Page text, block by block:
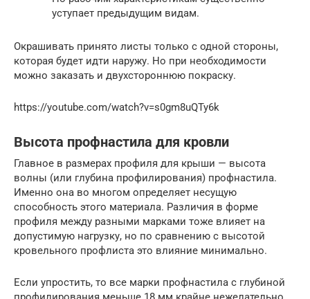
уступает предыдущим видам.
Окрашивать принято листы только с одной стороны,
которая будет идти наружу. Но при необходимости
можно заказать и двухстороннюю покраску.
https://youtube.com/watch?v=s0gm8uQTy6k
Высота профнастила для кровли
Главное в размерах профиля для крыши — высота
волны (или глубина профилирования) профнастила.
Именно она во многом определяет несущую
способность этого материала. Различия в форме
профиля между разными марками тоже влияет на
допустимую нагрузку, но по сравнению с высотой
кровельного профлиста это влияние минимально.
Если упростить, то все марки профнастила с глубиной